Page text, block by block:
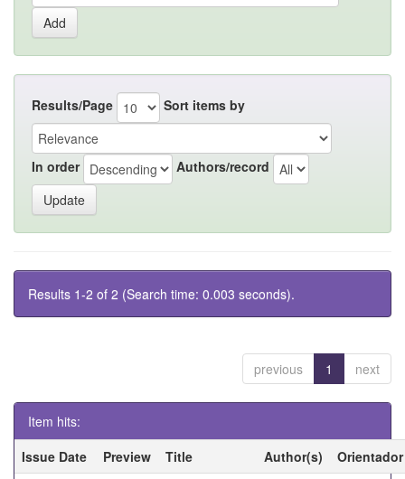
Results/Page Sort items by
In order Authors/record
Results 1-2 of 2 (Search time: 0.003 seconds).
previous 1 next
Item hits:
Issue Date
Preview Title Author(s)
Orientador